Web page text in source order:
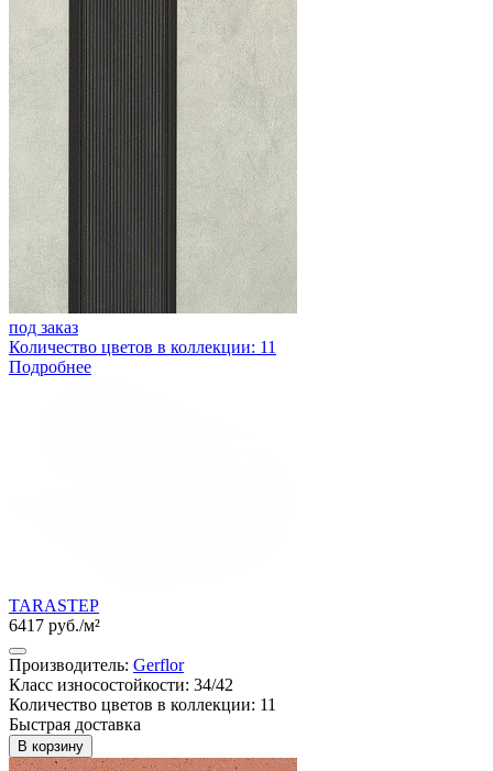
под заказ
Количество цветов в коллекции: 11
Подробнее
TARASTEP
6417 руб./м²
Производитель: Gerflor
Класс износостойкости: 34/42
Количество цветов в коллекции: 11
Быстрая доставка
В корзину